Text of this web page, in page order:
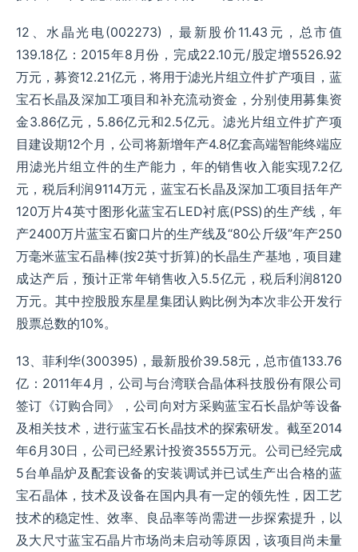
12、水晶光电(002273)，最新股价11.43元，总市值
139.18亿：2015年8月份，完成22.10元/股定增5526.92
万元，募资12.21亿元，将用于滤光片组立件扩产项目，蓝
宝石长晶及深加工项目和补充流动资金，分别使用募集资
金3.86亿元，5.86亿元和2.5亿元。滤光片组立件扩产项
目建设期12个月，公司将新增年产4.8亿套高端智能终端应
用滤光片组立件的生产能力，年的销售收入能实现7.2亿
元，税后利润9114万元，蓝宝石长晶及深加工项目括年产
120万片4英寸图形化蓝宝石LED衬底(PSS)的生产线，年
产2400万片蓝宝石窗口片的生产线及“80公斤级”年产250
万毫米蓝宝石晶棒(按2英寸折算)的长晶生产基地，项目建
成达产后，预计正常年销售收入5.5亿元，税后利润8120
万元。其中控股股东星星集团认购比例为本次非公开发行
股票总数的10%。
13、菲利华(300395)，最新股价39.58元，总市值133.76
亿：2011年4月，公司与台湾联合晶体科技股份有限公司
签订《订购合同》，公司向对方采购蓝宝石长晶炉等设备
及相关技术，进行蓝宝石长晶技术的探索研发。截至2014
年6月30日，公司已经累计投资3555万元。公司已经完成
5台单晶炉及配套设备的安装调试并已试生产出合格的蓝
宝石晶体，技术及设备在国内具有一定的领先性，因工艺
技术的稳定性、效率、良品率等尚需进一步探索提升，以
及大尺寸蓝宝石晶片市场尚未启动等原因，该项目尚未量